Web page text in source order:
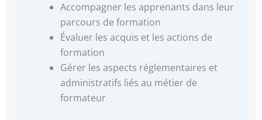
Accompagner les apprenants dans leur
parcours de formation
Évaluer les acquis et les actions de
formation
Gérer les aspects réglementaires et
administratifs liés au métier de
formateur